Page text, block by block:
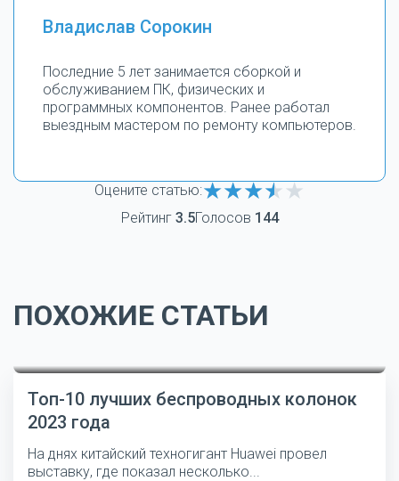
Владислав Сорокин
Последние 5 лет занимается сборкой и
обслуживанием ПК, физических и
программных компонентов. Ранее работал
выездным мастером по ремонту компьютеров.
Оцените статью:
Рейтинг 3.5Голосов 144
ПОХОЖИЕ СТАТЬИ
Топ-10 лучших беспроводных колонок
2023 года
На днях китайский техногигант Huawei провел
выставку, где показал несколько...